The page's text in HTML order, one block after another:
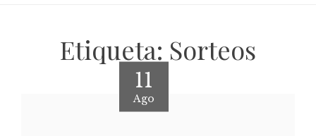
Etiqueta: Sorteos
11
Ago